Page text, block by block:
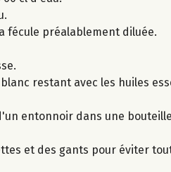
fécule préalablement diluée.
restant avec les huiles
entonnoir dans une
et des gants pour éviter